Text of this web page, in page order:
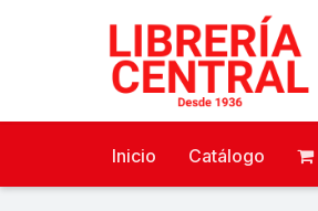
Inicio Catálogo